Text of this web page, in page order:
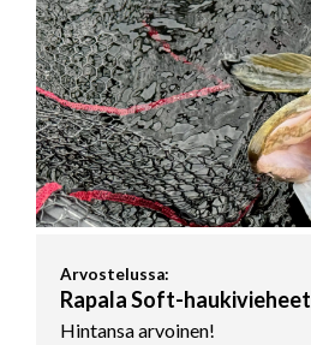
Arvostelussa:
Rapala Soft-haukivieheet
Hintansa arvoinen!